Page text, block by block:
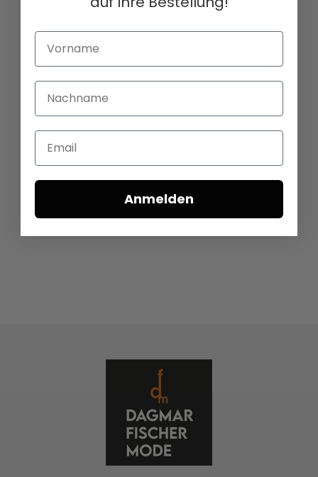
Vorname
Nachname
Email
Anmelden